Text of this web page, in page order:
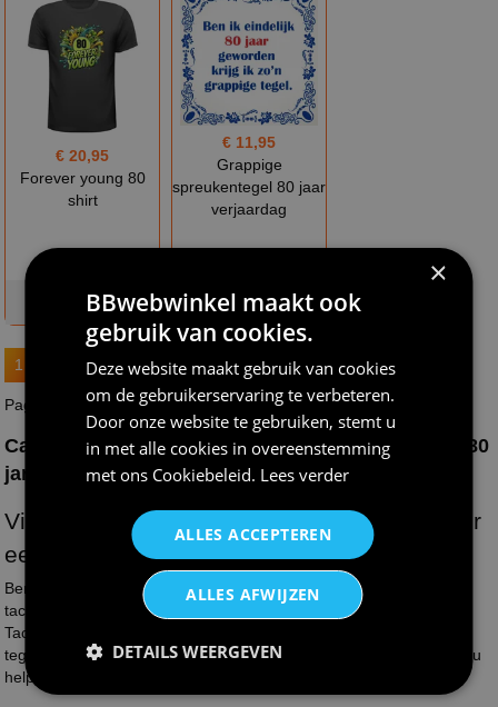
€ 20,95
Forever young 80
shirt
op voorraad
€ 11,95
Grappige
spreukentegel 80 jaar
verjaardag
op voorraad
1
Pagina : 1 van 2
Cadeautje voor 80 jarige? Geschenken voor een 80
jarige!
Vier het Leven met Unieke Geschenken voor
een 80 jarige!
Bent u op zoek naar het perfecte cadeau voor een speciale
tachtigjarige in uw leven? Bij Onvergetelijke Geschenken voor
Tachtigjarigen hebben we een breed scala aan mokken, t-shirts,
tegeltjes en petten met leuke en persoonlijke opdrukken. Laat ons u
helpen bij het creëren van een blijvende herinnering.
×
BBwebwinkel maakt ook
gebruik van cookies.
Deze website maakt gebruik van cookies
om de gebruikerservaring te verbeteren.
Door onze website te gebruiken, stemt u
in met alle cookies in overeenstemming
met ons Cookiebeleid. Lees verder
ALLES ACCEPTEREN
ALLES AFWIJZEN
DETAILS WEERGEVEN